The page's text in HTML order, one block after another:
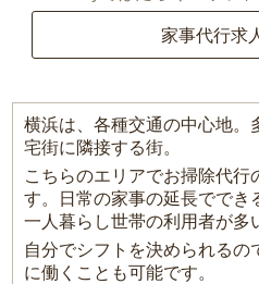
家事代行求
横浜は、各種交通の中心地。
宅街に隣接する街。
こちらのエリアでお掃除代行
す。日常の家事の延長ででき
一人暮らし世帯の利用者が多
自分でシフトを決められるの
に働くことも可能です。